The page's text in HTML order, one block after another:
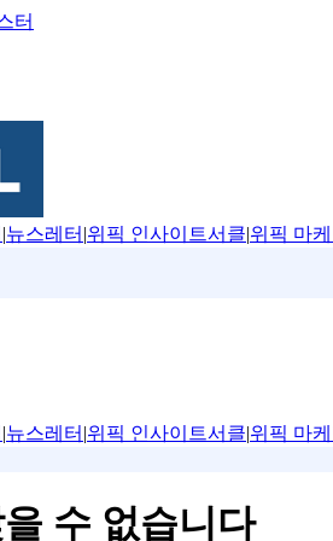
터
|뉴스레터 |위픽 인사이트서클|위픽 마케
|뉴스레터 |위픽 인사이트서클|위픽 마케
수 없습니다